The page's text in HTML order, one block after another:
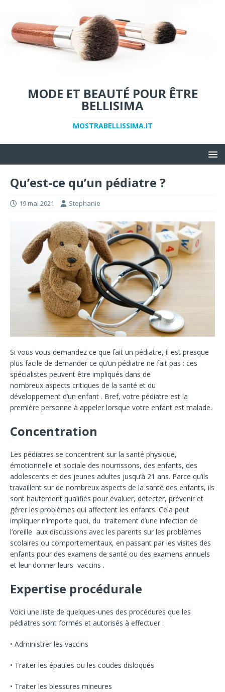
MODE ET BEAUTÉ POUR ÊTRE
BELLISIMA
MOSTRABELLISSIMA.IT
Qu’est-ce qu’un pédiatre ?
19 mai 2021 Stephanie
Si vous vous demandez ce que fait un pédiatre, il est presque
plus facile de demander ce qu’un pédiatre ne fait pas : ces
spécialistes peuvent être impliqués dans de
nombreux aspects critiques de la santé et du
développement d’un enfant . Bref, votre pédiatre est la
première personne à appeler lorsque votre enfant est malade.
Concentration
Les pédiatres se concentrent sur la santé physique,
émotionnelle et sociale des nourrissons, des enfants, des
adolescents et des jeunes adultes jusqu’à 21 ans. Parce qu’ils
travaillent sur de nombreux aspects de la santé des enfants, ils
sont hautement qualifiés pour évaluer, détecter, prévenir et
gérer les problèmes qui affectent les enfants. Cela peut
impliquer n’importe quoi, du traitement d’une infection de
l’oreille aux discussions avec les parents sur les problèmes
scolaires ou comportementaux, en passant par les visites des
enfants pour des examens de santé ou des examens annuels
et leur donner leurs vaccins .
Expertise procédurale
Voici une liste de quelques-unes des procédures que les
pédiatres sont formés et autorisés à effectuer :
• Administrer les vaccins
• Traiter les épaules ou les coudes disloqués
• Traiter les blessures mineures